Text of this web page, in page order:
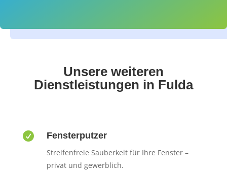
Unsere weiteren
Dienstleistungen in Fulda
 Fensterputzer
Streifenfreie Sauberkeit für Ihre Fenster –
privat und gewerblich.